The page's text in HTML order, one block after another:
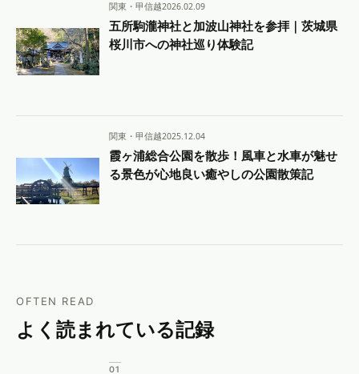
関東・甲信越2026.02.09
五所駒瀧神社と加波山神社を参拝｜茨城県
桜川市への神社巡り体験記
関東・甲信越2025.12.04
霞ヶ浦総合公園を散歩！風車と水車が魅せ
る景色が心地良い癒やしの公園散策記
OFTEN READ
よく読まれている記録